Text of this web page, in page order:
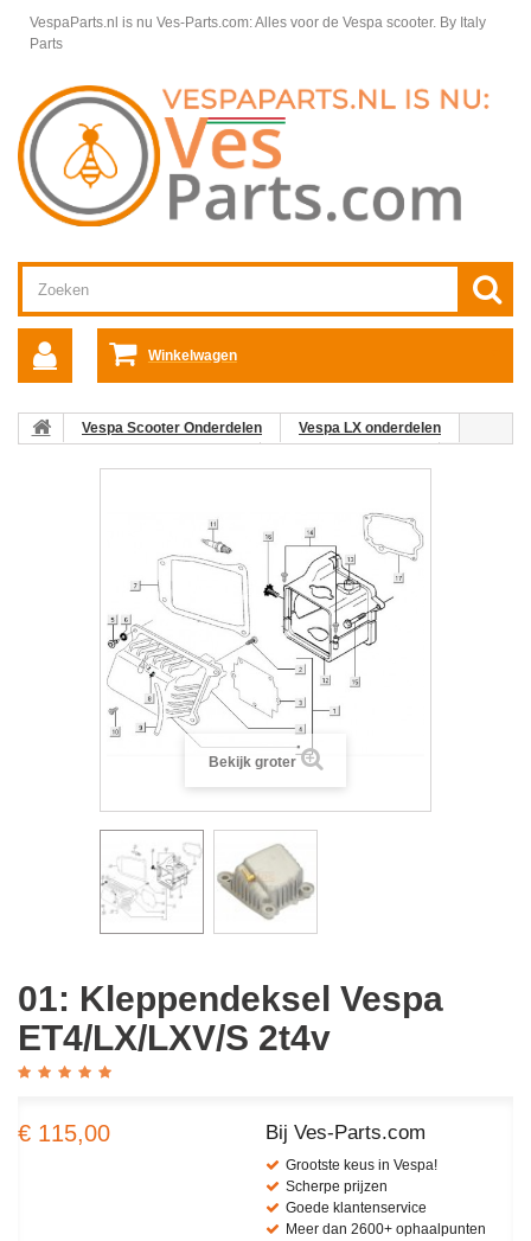
VespaParts.nl is nu Ves-Parts.com: Alles voor de Vespa scooter. By Italy
Parts
Winkelwagen
Vespa Scooter Onderdelen
Vespa LX onderdelen
Bekijk groter
01: Kleppendeksel Vespa
ET4/LX/LXV/S 2t4v
€ 115,00 Bij Ves-Parts.com
Grootste keus in Vespa!
Scherpe prijzen
Goede klantenservice
Meer dan 2600+ ophaalpunten